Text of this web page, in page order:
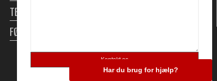
TELTUDLEJNING
FØLG OS
Skabt med ♥ af DanDomain
Har du brug for hjælp?